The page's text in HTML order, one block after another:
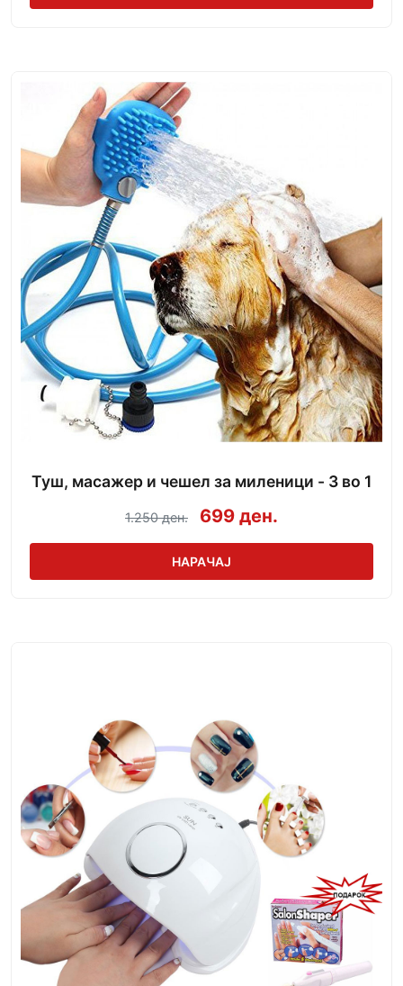
Туш, масажер и чешел за миленици - 3 во 1
1.250 ден. 699 ден.
НАРАЧАЈ